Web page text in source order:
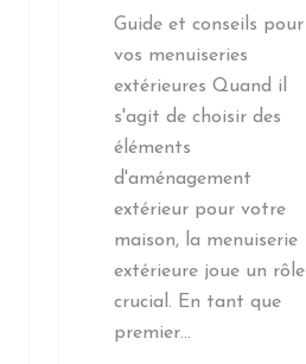
Guide et conseils pour
vos menuiseries
extérieures Quand il
s'agit de choisir des
éléments
d'aménagement
extérieur pour votre
maison, la menuiserie
extérieure joue un rôle
crucial. En tant que
premier…